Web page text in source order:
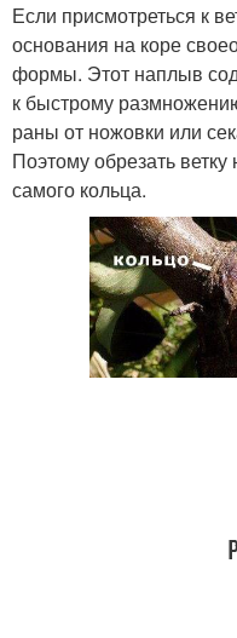
Если присмотреться к
основания на коре
формы. Этот наплыв
к быстрому
раны от ножовки или
Поэтому обрезать
самого кольца.